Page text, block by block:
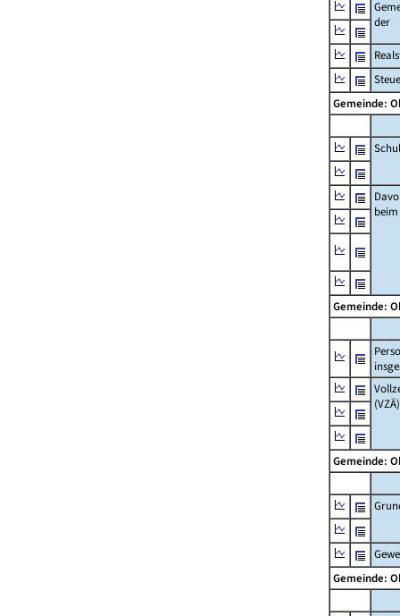
der
Gemeinde:
beim
Gemeinde:
(VZÄ)
Gemeinde:
Gemeinde: